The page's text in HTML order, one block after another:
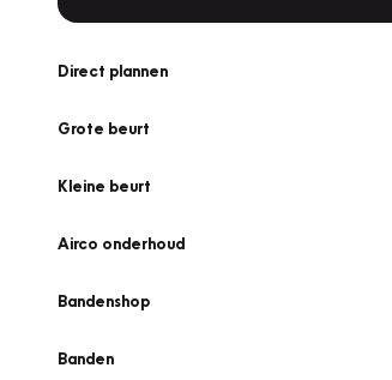
Direct plannen
Grote beurt
Kleine beurt
Airco onderhoud
Bandenshop
Banden